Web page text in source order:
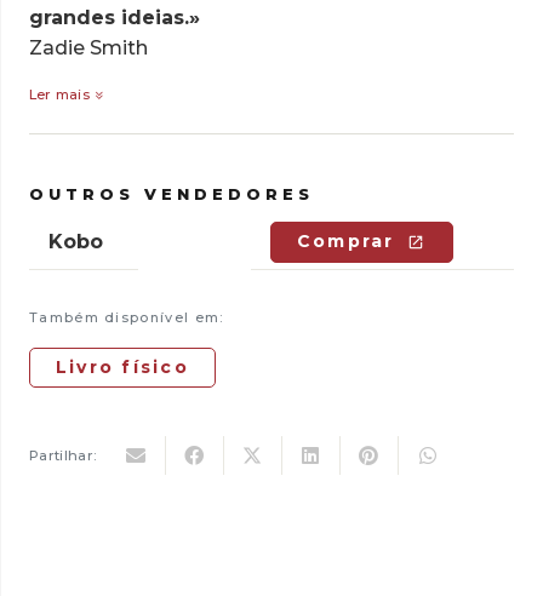
grandes ideias.»
Zadie Smith
Ler mais
OUTROS VENDEDORES
Kobo Comprar
Também disponível em:
Livro físico
Partilhar: